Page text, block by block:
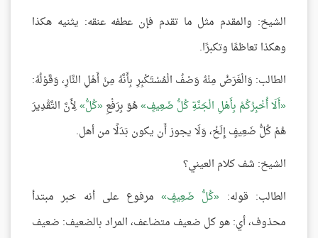
الشيخ: والمقدم مثل ما تقدم فإن عطفه عنقه: يثنيه هكذا
وهكذا تعاظمًا وتكبرًا.
الطالب: وَالْغَرَضُ مِنْهُ وَصْفُ الْمُسْتَكْبِرِ بِأَنَّهُ مِنْ أَهْلِ النَّارِ، وَقَوْلُهُ:
أَلَا أُخْبِرُكُمْ بِأَهْلِ الْجَنَّةِ كُلُّ ضَعِيفٍ هُوَ بِرَفْعِ كُلُّ لِأَنَّ التَّقْدِيرَ
هُمْ كُلُّ ضَعِيفٍ إِلَخْ، وَلَا يجوز أَن يكون بَدَلًا من أهل.
الشيخ: شف كلام العيني؟
الطالب: قوله:
كُلُّ ضَعِيفٍ
مرفوع على أنه خبر مبتدأ
محذوف، أي: هو كل ضعيف متضاعف، المراد بالضعيف: ضعيف